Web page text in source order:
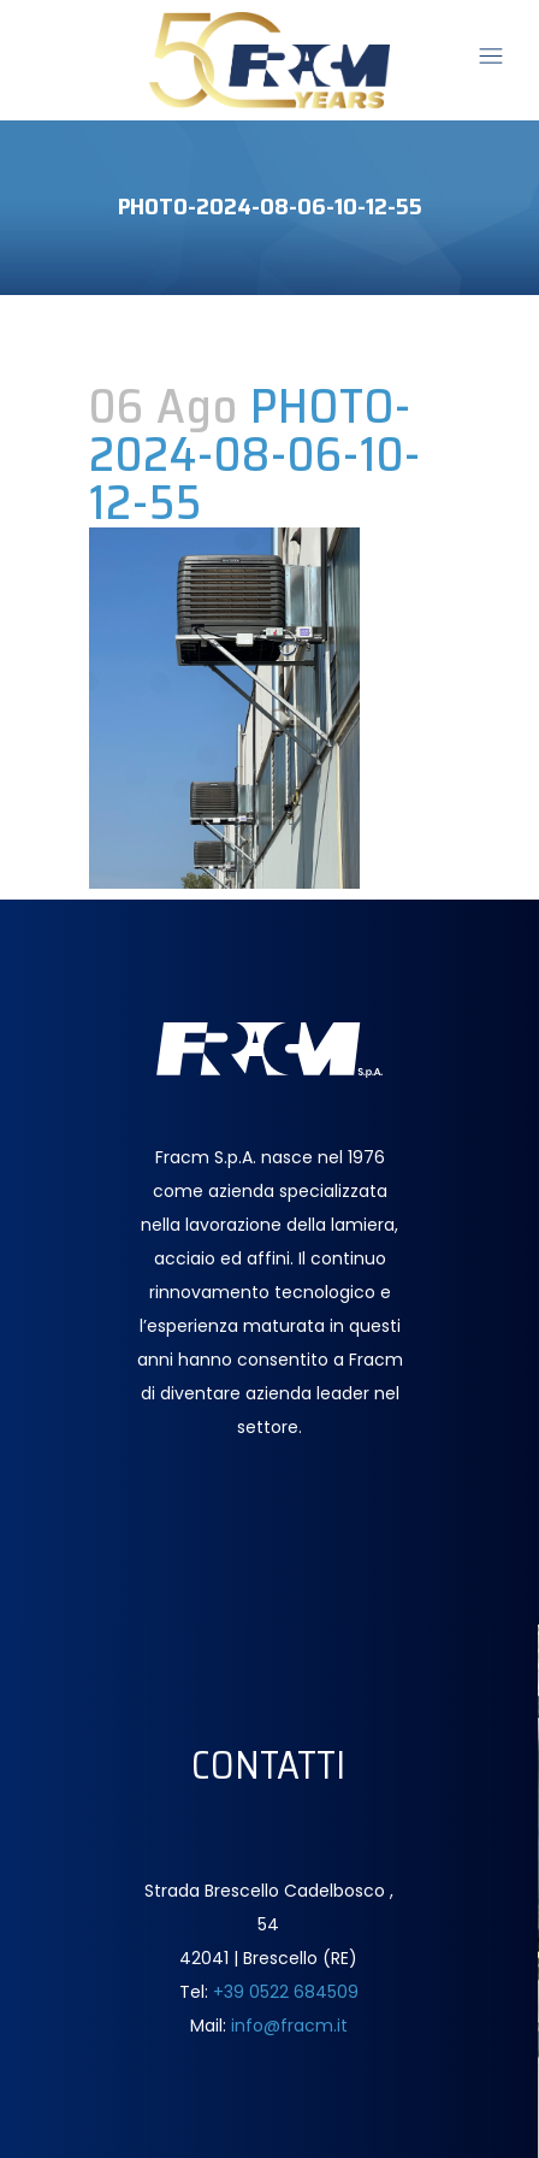
PHOTO-2024-08-06-10-12-55
06 Ago PHOTO-
2024-08-06-10-
12-55
Fracm S.p.A. nasce nel 1976
come azienda specializzata
nella lavorazione della lamiera,
acciaio ed affini. Il continuo
rinnovamento tecnologico e
l’esperienza maturata in questi
anni hanno consentito a Fracm
di diventare azienda leader nel
settore.
CONTATTI
Strada Brescello Cadelbosco ,
54
42041 | Brescello (RE)
Tel: +39 0522 684509
Mail: info@fracm.it